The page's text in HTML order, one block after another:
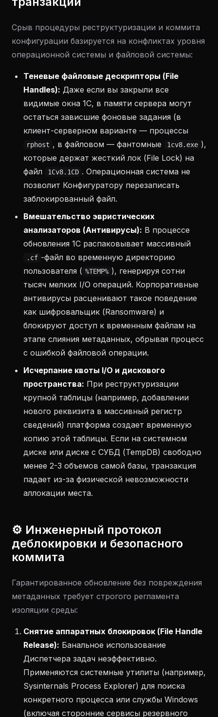
Срыв процедуры реструктуризации и коммита
конфигурации базируется на конфликтах уровня
операционной системы и файловой системы:
Теневые файловые дескрипторы (File
Handles): Даже если вы закрыли все
видимые окна 1С, в памяти сервера могут
остаться зависшие фоновые задания (в
клиент-серверном варианте — процессы
rphost , в файловом — фантомные 1cv8.exe ),
которые держат жесткий лок (File Lock) на
файл
1Cv8.1CD . Операционная система не
позволит Конфигуратору перезаписать
заблокированный файл.
Вмешательство эвристических
анализаторов (Антивирусы): В процессе
обновления 1С распаковывает массивный
.cf -файл во временную директорию
пользователя ( %TEMP% ), генерируя сотни
тысяч мелких I/O операций. Корпоративные
антивирусы расценивают такое поведение
как шифровальщик (Ransomware) и
блокируют доступ к временным файлам на
этапе слияния метаданных, обрывая процесс
с ошибкой файловой операции.
Исчерпание квоты I/O и дискового
пространства: При реструктуризации
крупной таблицы (например, добавлении
нового реквизита в массивный регистр
сведений) платформа создает временную
копию этой таблицы. Если на системном
диске или диске с СУБД (TempDB) свободно
менее 2-3 объемов самой базы, транзакция
падает из-за физической невозможности
аллокации места.
⚙️ Инженерный протокол
деблокировки и безопасного
коммита
Гарантированное обновление без повреждения
метаданных требует строгого регламента
изоляции среды:
Снятие аппаратных блокировок (File Handle
Release): Банальное использование
Диспетчера задач неэффективно.
Применяются системные утилиты (например,
Sysinternals Process Explorer) для поиска
конкретного процесса или службы Windows
(включая сторонние сервисы резервного